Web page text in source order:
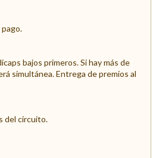
bajos primeros. Si hay más de
simultánea. Entrega de premios al
del circuito.